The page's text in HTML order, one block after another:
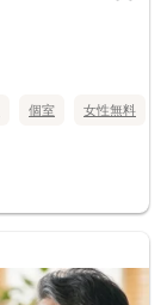
個室 女性無料